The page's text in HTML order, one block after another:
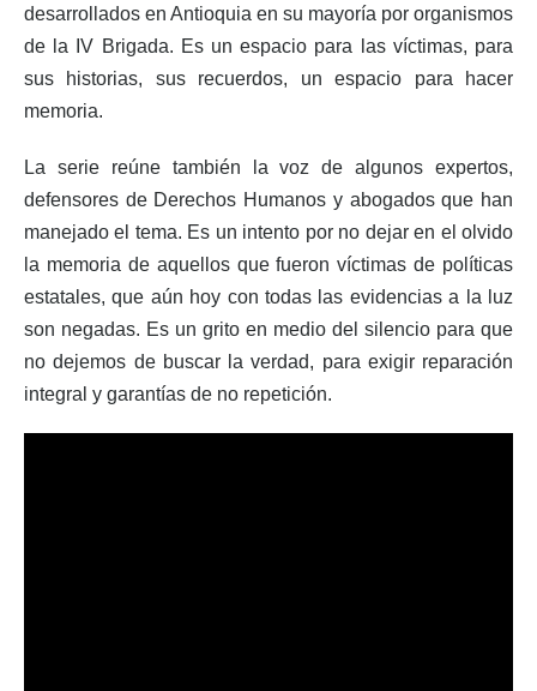
desarrollados en Antioquia en su mayoría por organismos
de la IV Brigada. Es un espacio para las víctimas, para
sus historias, sus recuerdos, un espacio para hacer
memoria.
La serie reúne también la voz de algunos expertos,
defensores de Derechos Humanos y abogados que han
manejado el tema. Es un intento por no dejar en el olvido
la memoria de aquellos que fueron víctimas de políticas
estatales, que aún hoy con todas las evidencias a la luz
son negadas. Es un grito en medio del silencio para que
no dejemos de buscar la verdad, para exigir reparación
integral y garantías de no repetición.